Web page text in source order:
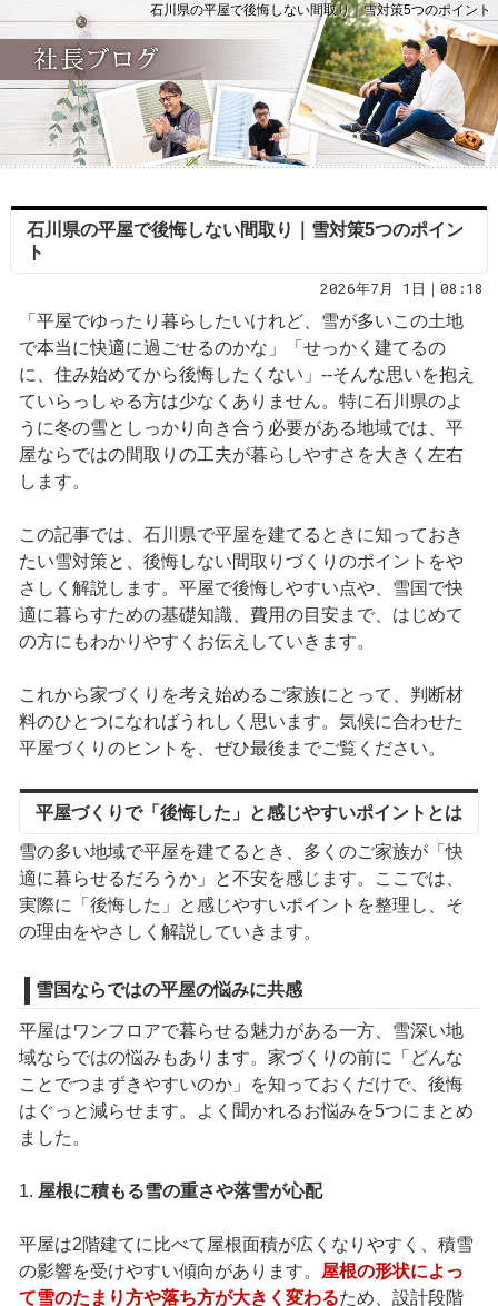
石川県の平屋で後悔しない間取り｜雪対策5つのポイント
石川県の平屋で後悔しない間取り｜雪対策5つのポイン
ト
2026年7月 1日｜08:18
「平屋でゆったり暮らしたいけれど、雪が多いこの土地
で本当に快適に過ごせるのかな」「せっかく建てるの
に、住み始めてから後悔したくない」--そんな思いを抱え
ていらっしゃる方は少なくありません。特に石川県のよ
うに冬の雪としっかり向き合う必要がある地域では、平
屋ならではの間取りの工夫が暮らしやすさを大きく左右
します。
この記事では、石川県で平屋を建てるときに知っておき
たい雪対策と、後悔しない間取りづくりのポイントをや
さしく解説します。平屋で後悔しやすい点や、雪国で快
適に暮らすための基礎知識、費用の目安まで、はじめて
の方にもわかりやすくお伝えしていきます。
これから家づくりを考え始めるご家族にとって、判断材
料のひとつになればうれしく思います。気候に合わせた
平屋づくりのヒントを、ぜひ最後までご覧ください。
平屋づくりで「後悔した」と感じやすいポイントとは
雪の多い地域で平屋を建てるとき、多くのご家族が「快
適に暮らせるだろうか」と不安を感じます。ここでは、
実際に「後悔した」と感じやすいポイントを整理し、そ
の理由をやさしく解説していきます。
雪国ならではの平屋の悩みに共感
平屋はワンフロアで暮らせる魅力がある一方、雪深い地
域ならではの悩みもあります。家づくりの前に「どんな
ことでつまずきやすいのか」を知っておくだけで、後悔
はぐっと減らせます。よく聞かれるお悩みを5つにまとめ
ました。
1. 屋根に積もる雪の重さや落雪が心配
平屋は2階建てに比べて屋根面積が広くなりやすく、積雪
の影響を受けやすい傾向があります。 屋根の形状によっ
て雪のたまり方や落ち方が大きく変わるため、設計段階